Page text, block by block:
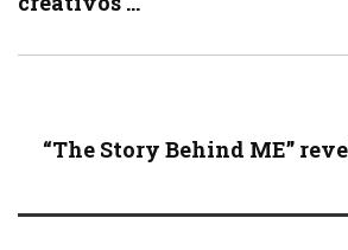
“The Story Behind ME”